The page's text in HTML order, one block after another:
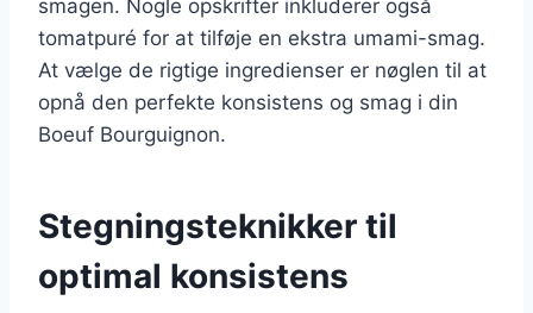
smagen. Nogle opskrifter inkluderer også
tomatpuré for at tilføje en ekstra umami-smag.
At vælge de rigtige ingredienser er nøglen til at
opnå den perfekte konsistens og smag i din
Boeuf Bourguignon.
Stegningsteknikker til
optimal konsistens